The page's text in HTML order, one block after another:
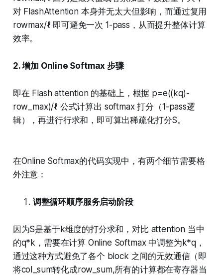
对 FlashAttention 本身并无太大但影响，而通过复用
rowmax/ℓ 即可避免一次 1-pass，从而提升整体计算
效率。
2. 增加 Online Softmax 步骤
即在 Flash attention 的基础上，根据 p=e((kq)-
row_max)/ℓ 公式计算出 softmax 打分（1-pass逻
辑），再进行行求和，即可算出稀疏化打分S。
在Online Softmax的代码实现中，有两个细节需要格
外注意：
调整循环顺序服务启动阶段
因为S是基于k维度的打分求和，对比 attention 当中
的q*k，需要在计算 Online Softmax 中调整为k*q，
通过这种方式避免了各个 block 之间的无效通信（即
将col_sum转化成row_sum,所有的计算都在寄存器当